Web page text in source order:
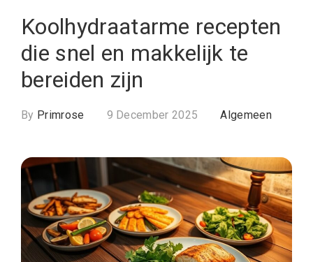
Koolhydraatarme recepten
die snel en makkelijk te
bereiden zijn
By Primrose 9 December 2025 Algemeen